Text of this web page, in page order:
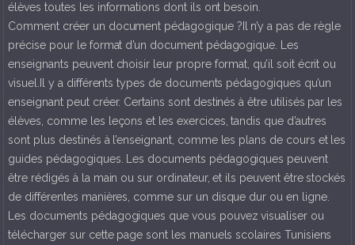
élèves toutes les informations dont ils ont besoin.
Comment créer un document pédagogique ?Il n’y a pas de règle
précise pour le format d’un document pédagogique. Les
enseignants peuvent choisir leur propre format, qu’il soit écrit ou
visuel.Il y a différents types de documents pédagogiques qu’un
enseignant peut créer. Certains sont destinés à être utilisés par les
élèves, comme les leçons et les exercices, tandis que d’autres
sont plus destinés à l’enseignant, comme les plans de cours et les
guides pédagogiques. Les documents pédagogiques peuvent
être rédigés à la main ou sur ordinateur, et ils peuvent être stockés
de différentes manières, comme sur un disque dur ou en ligne.
Les documents pédagogiques que vous pouvez visualiser ou
télécharger sur cette page sont les manuels scolaires Tunisiens